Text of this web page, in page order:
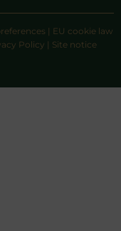
| EU cookie law
Policy | Site notice